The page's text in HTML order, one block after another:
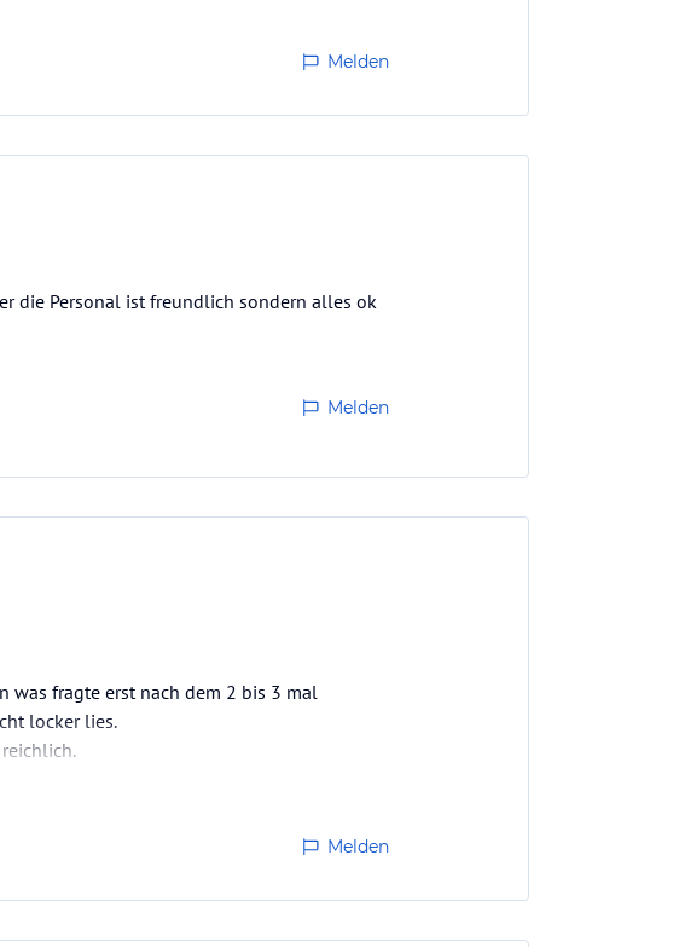
Melden
die Personal ist freundlich sondern alles ok
Melden
was fragte erst nach dem 2 bis 3 mal
locker lies.
ist nichts, bis wir nicht locker liesen. Dann
Melden